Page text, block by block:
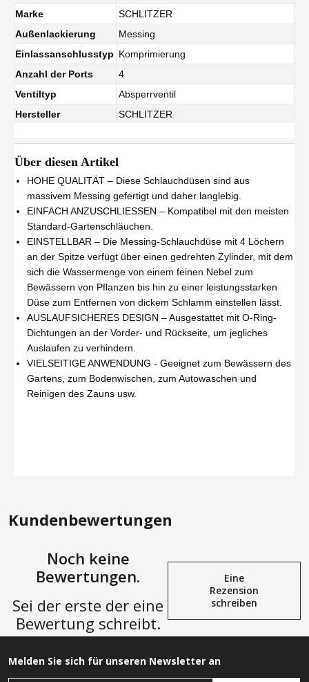
Marke
SCHLITZER
Außenlackierung
Messing
Einlassanschlusstyp Komprimierung
Anzahl der Ports
4
Ventiltyp
Absperrventil
Hersteller
SCHLITZER
Über diesen Artikel
HOHE QUALITÄT – Diese Schlauchdüsen sind aus
massivem Messing gefertigt und daher langlebig.
EINFACH ANZUSCHLIESSEN – Kompatibel mit den meisten
Standard-Gartenschläuchen.
EINSTELLBAR – Die Messing-Schlauchdüse mit 4 Löchern
an der Spitze verfügt über einen gedrehten Zylinder, mit dem
sich die Wassermenge von einem feinen Nebel zum
Bewässern von Pflanzen bis hin zu einer leistungsstarken
Düse zum Entfernen von dickem Schlamm einstellen lässt.
AUSLAUFSICHERES DESIGN – Ausgestattet mit O-Ring-
Dichtungen an der Vorder- und Rückseite, um jegliches
Auslaufen zu verhindern.
VIELSEITIGE ANWENDUNG - Geeignet zum Bewässern des
Gartens, zum Bodenwischen, zum Autowaschen und
Reinigen des Zauns usw.
Kundenbewertungen
Noch keine
Bewertungen.
Sei der erste der eine
Bewertung schreibt.
Eine
Rezension
schreiben
Melden Sie sich für unseren Newsletter an